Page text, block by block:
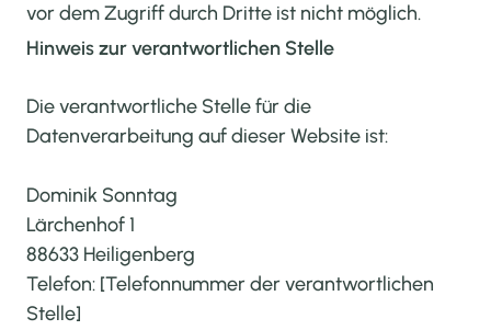
vor dem Zugriff durch Dritte ist nicht möglich.
Hinweis zur verantwortlichen Stelle
Die verantwortliche Stelle für die
Datenverarbeitung auf dieser Website ist:
Dominik Sonntag
Lärchenhof 1
88633 Heiligenberg
Telefon: [Telefonnummer der verantwortlichen
Stelle]